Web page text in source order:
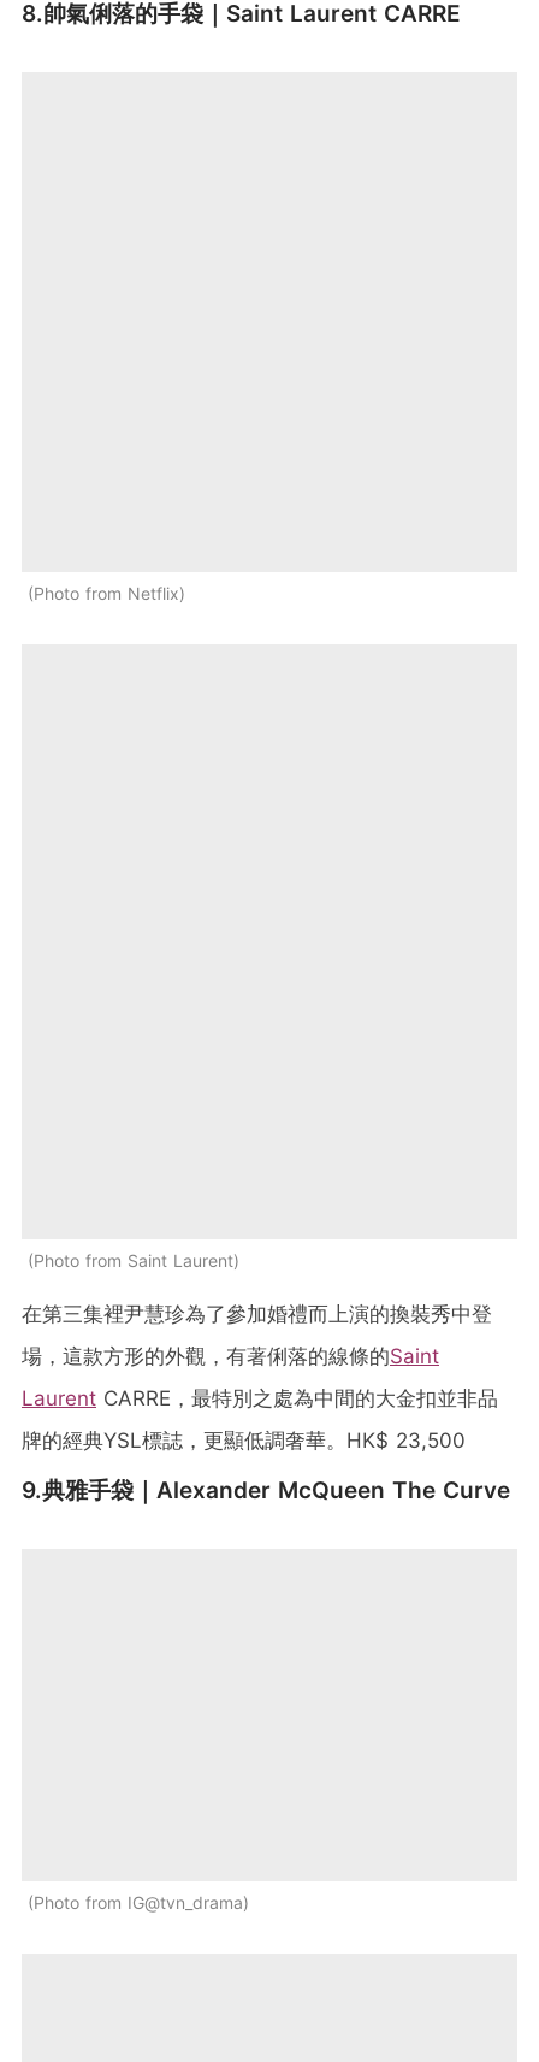
8.帥氣俐落的手袋｜Saint Laurent CARRE
Photo from Netflix
Photo from Saint Laurent
在第三集裡尹慧珍為了參加婚禮而上演的換裝秀中登
場，這款方形的外觀，有著俐落的線條的Saint
Laurent CARRE，最特別之處為中間的大金扣並非品
牌的經典YSL標誌，更顯低調奢華。HK$ 23,500
9.典雅手袋｜Alexander McQueen The Curve
Photo from IG@tvn_drama